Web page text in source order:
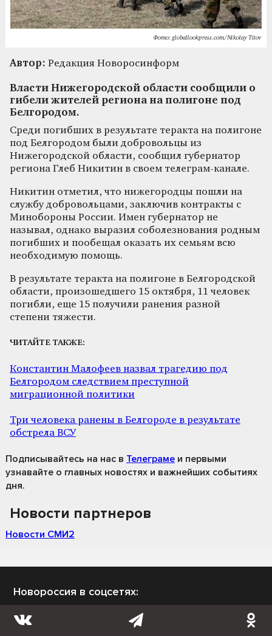
Фото: globallookpress.com/Nikolay Titov
Автор: Редакция Новоросинформ
Власти Нижегородской области сообщили о
гибели жителей региона на полигоне под
Белгородом.
Среди погибших в результате теракта на полигоне
под Белгородом были добровольцы из
Нижегородской области, сообщил губернатор
региона Глеб Никитин в своем телеграм-канале.
Никитин отметил, что нижегородцы пошли на
службу добровольцами, заключив контракты с
Минобороны России. Имен губернатор не
называл, однако выразил соболезнования родным
погибших и пообещал оказать их семьям всю
необходимую помощь.
В результате теракта на полигоне в Белгородской
области, произошедшего 15 октября, 11 человек
погибли, еще 15 получили ранения разной
степени тяжести.
ЧИТАЙТЕ ТАКЖЕ:
Константин Малофеев назвал трагедию под
Белгородом следствием преступной
миграционной политики
Три человека ранены в Белгороде в результате
обстрела ВСУ
Подписывайтесь на нас в Телеграме и первыми
узнавайте о главных новостях и важнейших событиях
дня.
Новости партнеров
Новости СМИ2
Новороссия в соцсетях: